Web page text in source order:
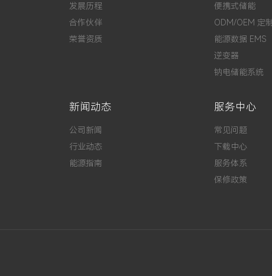
发展历程
合作伙伴
荣誉资质
便携式储能
ODM/OEM 定制
能源数据 EMS
逆变器
钠电储能系统
新闻动态
公司新闻
行业动态
能源指南
服务中心
常见问题
下载中心
服务体系
保修政策